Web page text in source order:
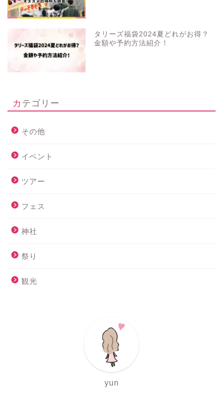
タリーズ福袋2024夏どれがお得？
金額や予約方法紹介！
カテゴリー
その他
イベント
ツアー
フェス
神社
祭り
観光
yun